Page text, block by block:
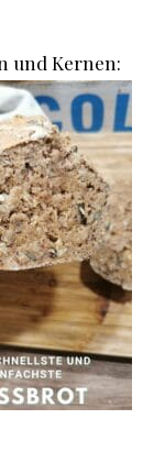
und Kernen: